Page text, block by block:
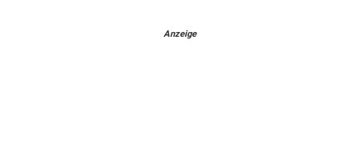
Anzeige